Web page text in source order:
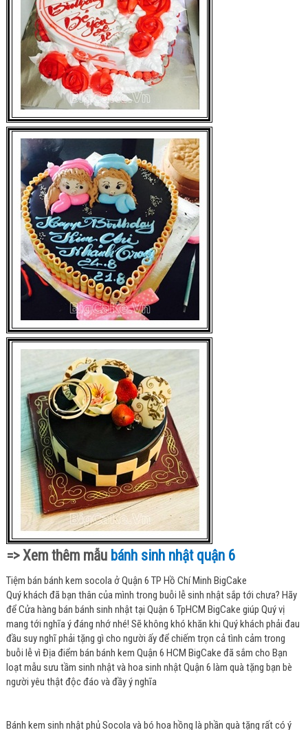
=> Xem thêm mẫu bánh sinh nhật quận 6
Tiệm bán bánh kem socola ở Quận 6 TP Hồ Chí Minh BigCake
Quý khách đã bạn thân của mình trong buỗi lễ sinh nhật sắp tới chưa? Hãy
để Cửa hàng bán bánh sinh nhật tại Quận 6 TpHCM BigCake giúp Quý vị
mang tới nghĩa ý đáng nhớ nhé! Sẽ không khó khăn khi Quý khách phải đau
đầu suy nghĩ phải tặng gì cho người ấy để chiếm trọn cả tình cảm trong
buỗi lễ vì Địa điểm bán bánh kem Quận 6 HCM BigCake đã sắm cho Bạn
loạt mẫu sưu tầm sinh nhật và hoa sinh nhật Quận 6 làm quà tặng bạn bè
người yêu thật độc đáo và đầy ý nghĩa
Bánh kem sinh nhật phủ Socola và bó hoa hồng là phần quà tặng rất có ý